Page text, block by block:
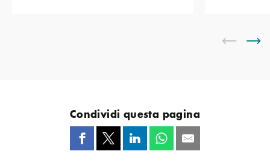
Condividi questa pagina